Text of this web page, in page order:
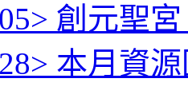
> 創元聖
> 本月資